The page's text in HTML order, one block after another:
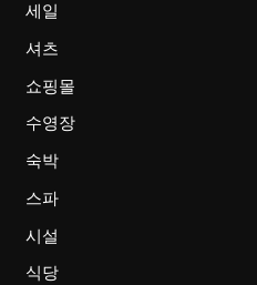
세일
셔츠
쇼핑몰
수영장
숙박
스파
시설
식당